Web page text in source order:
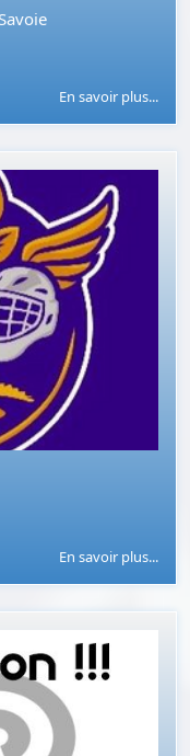
En savoir plus...
En savoir plus...